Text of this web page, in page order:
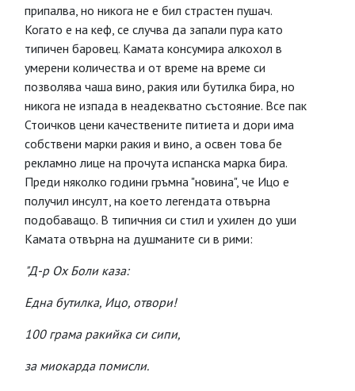
припалва, но никога не е бил страстен пушач.
Когато е на кеф, се случва да запали пура като
типичен баровец. Камата консумира алкохол в
умерени количества и от време на време си
позволява чаша вино, ракия или бутилка бира, но
никога не изпада в неадекватно състояние. Все пак
Стоичков цени качествените питиета и дори има
собствени марки ракия и вино, а освен това бе
рекламно лице на прочута испанска марка бира.
Преди няколко години гръмна "новина", че Ицо е
получил инсулт, на което легендата отвърна
подобаващо. В типичния си стил и ухилен до уши
Камата отвърна на душманите си в рими:
"Д-р Ох Боли каза:
Eдна бутилка, Ицо, отвори!
100 грама ракийка си сипи,
за миокарда помисли.